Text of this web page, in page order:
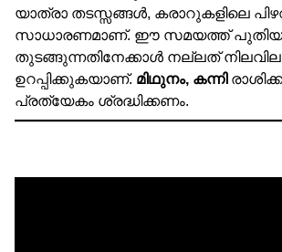
യാത്രാ തടസ്സങ്ങൾ, കരാറുകളിലെ
സാധാരണമാണ്. ഈ സമയത്ത് പുതിയ
തുടങ്ങുന്നതിനേക്കാൾ നല്ലത്
ഉറപ്പിക്കുകയാണ്. മിഥുനം, കന്നി
പ്രത്യേകം ശ്രദ്ധിക്കണം.